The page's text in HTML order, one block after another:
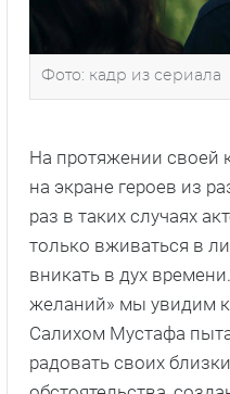
Фото: кадр из сериала
На протяжении своей
на экране героев из
раз в таких случаях
только вживаться в
вникать в дух
желаний» мы увидим
Салихом Мустафа
радовать своих